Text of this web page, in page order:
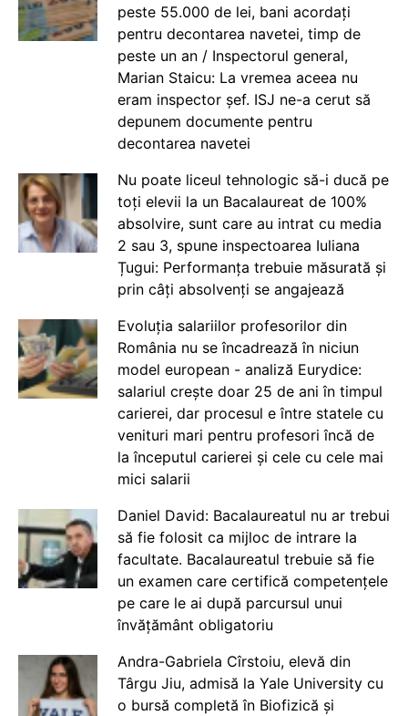
peste 55.000 de lei, bani acordați
pentru decontarea navetei, timp de
peste un an / Inspectorul general,
Marian Staicu: La vremea aceea nu
eram inspector șef. ISJ ne-a cerut să
depunem documente pentru
decontarea navetei
Nu poate liceul tehnologic să-i ducă pe
toți elevii la un Bacalaureat de 100%
absolvire, sunt care au intrat cu media
2 sau 3, spune inspectoarea Iuliana
Țugui: Performanța trebuie măsurată și
prin câți absolvenți se angajează
Evoluția salariilor profesorilor din
România nu se încadrează în niciun
model european - analiză Eurydice:
salariul crește doar 25 de ani în timpul
carierei, dar procesul e între statele cu
venituri mari pentru profesori încă de
la începutul carierei și cele cu cele mai
mici salarii
Daniel David: Bacalaureatul nu ar trebui
să fie folosit ca mijloc de intrare la
facultate. Bacalaureatul trebuie să fie
un examen care certifică competențele
pe care le ai după parcursul unui
învățământ obligatoriu
Andra-Gabriela Cîrstoiu, elevă din
Târgu Jiu, admisă la Yale University cu
o bursă completă în Biofizică și